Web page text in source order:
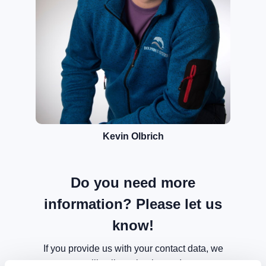
Kevin Olbrich
Do you need more
information? Please let us
know!
If you provide us with your contact data, we
will call you back soon!